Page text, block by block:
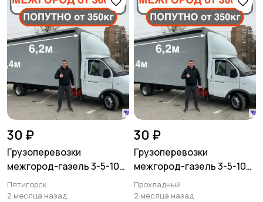
30 ₽
Грузоперевозки
межгород-газель 3-5-10
тонн
Пятигорск
2 месяца назад
30 ₽
Грузоперевозки
межгород-газель 3-5-10
тонн
Прохладный
2 месяца назад